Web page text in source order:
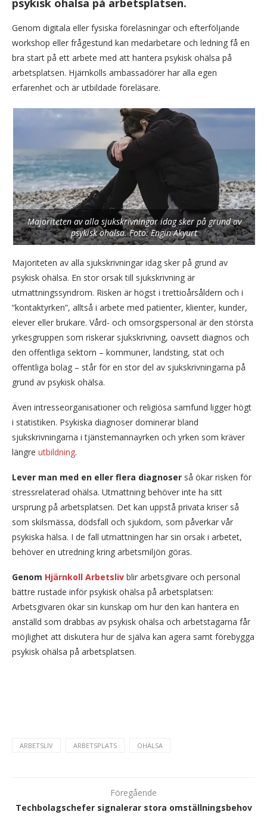
psykisk ohälsa på arbetsplatsen.
Genom digitala eller fysiska föreläsningar och efterföljande
workshop eller frågestund kan medarbetare och ledning få en
bra start på ett arbete med att hantera psykisk ohälsa på
arbetsplatsen. Hjärnkolls ambassadörer har alla egen
erfarenhet och är utbildade föreläsare.
Majoriteten av alla sjukskrivningar idag sker på grund av
psykisk ohälsa. Foto: Engin Akyurt
Majoriteten av alla sjukskrivningar idag sker på grund av
psykisk ohälsa. En stor orsak till sjukskrivning är
utmattningssyndrom. Risken är högst i trettioårsåldern och i
“kontaktyrken”, alltså i arbete med patienter, klienter, kunder,
elever eller brukare. Vård- och omsorgspersonal är den största
yrkesgruppen som riskerar sjukskrivning, oavsett diagnos och
den offentliga sektorn – kommuner, landsting, stat och
offentliga bolag – står för en stor del av sjukskrivningarna på
grund av psykisk ohälsa.
Även intresseorganisationer och religiösa samfund ligger högt
i statistiken. Psykiska diagnoser dominerar bland
sjukskrivningarna i tjänstemannayrken och yrken som kräver
längre utbildning.
Lever man med en eller flera diagnoser så ökar risken för
stressrelaterad ohälsa. Utmattning behöver inte ha sitt
ursprung på arbetsplatsen. Det kan uppstå privata kriser så
som skilsmässa, dödsfall och sjukdom, som påverkar vår
psykiska hälsa. I de fall utmattningen har sin orsak i arbetet,
behöver en utredning kring arbetsmiljön göras.
Genom Hjärnkoll Arbetsliv blir arbetsgivare och personal
bättre rustade inför psykisk ohälsa på arbetsplatsen:
Arbetsgivaren ökar sin kunskap om hur den kan hantera en
anställd som drabbas av psykisk ohälsa och arbetstagarna får
möjlighet att diskutera hur de själva kan agera samt förebygga
psykisk ohälsa på arbetsplatsen.
ARBETSLIV ARBETSPLATS OHÄLSA
Föregående
Techbolagschefer signalerar stora omställningsbehov